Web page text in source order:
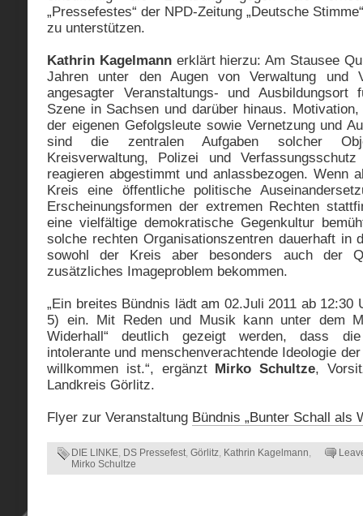
„Pressefestes“ der NPD-Zeitung „Deutsche
zu unterstützen.
Kathrin Kagelmannerklärt hierzu: Am Stausee
Jahren unter den Augen von Verwaltung und
angesagter Veranstaltungs- und
Szene in Sachsen und darüber hinaus.
der eigenen Gefolgsleute sowie Vernetzung und
sind die zentralen Aufgaben solcher
Kreisverwaltung, Polizei und
reagieren abgestimmt und anlassbezogen. Wenn
Kreis eine öffentliche politische
Erscheinungsformen der extremen Rechten
eine vielfältige demokratische Gegenkultur
solche rechten Organisationszentren dauerhaft in
sowohl der Kreis aber besonders auch der
zusätzliches Imageproblem bekommen.
„Ein breites Bündnis lädt am 02.Juli 2011 ab 12:30
5) ein. Mit Reden und Musik kann unter dem
Widerhall“ deutlich gezeigt werden, dass die
intolerante und menschenverachtende Ideologie
willkommen ist.“, ergänzt Mirko Schultze,
Landkreis Görlitz.
Flyer zur Veranstaltung Bündnis „Bunter Schall als
DIE LINKE, DS Pressefest, Görlitz, Kathrin Kagelmann,
Mirko Schultze